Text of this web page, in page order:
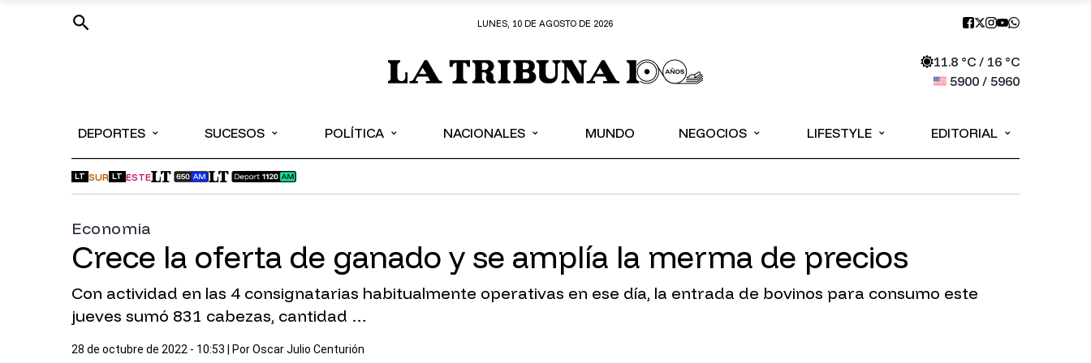
LUNES, 10 DE AGOSTO DE 2026
11.8°C / 16°C
5900/ 5960
DEPORTES ⌄ SUCESOS ⌄ POLÍTICA ⌄ NACIONALES ⌄ MUNDO NEGOCIOS ⌄ LIFESTYLE ⌄ EDITORIAL ⌄
LT SUR LT ESTE
Economia
Crece la oferta de ganado y se amplía la merma de precios
Con actividad en las 4 consignatarias habitualmente operativas en ese día, la entrada de bovinos para consumo este
jueves sumó 831 cabezas, cantidad …
28 de octubre de 2022 - 10:53 | PorOscar Julio Centurión